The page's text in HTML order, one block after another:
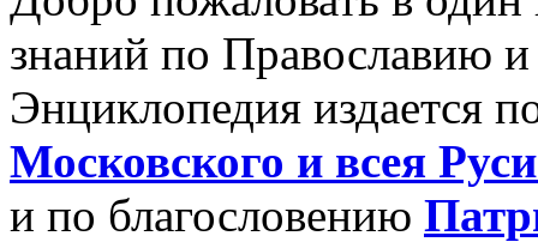
знаний по Православию
Энциклопедия издается
Московского и всея
и по благословению